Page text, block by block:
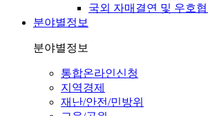
국외 자매결연 및 우호협
분야별정보
분야별정보
통합온라인신청
지역경제
재난/안전/민방위